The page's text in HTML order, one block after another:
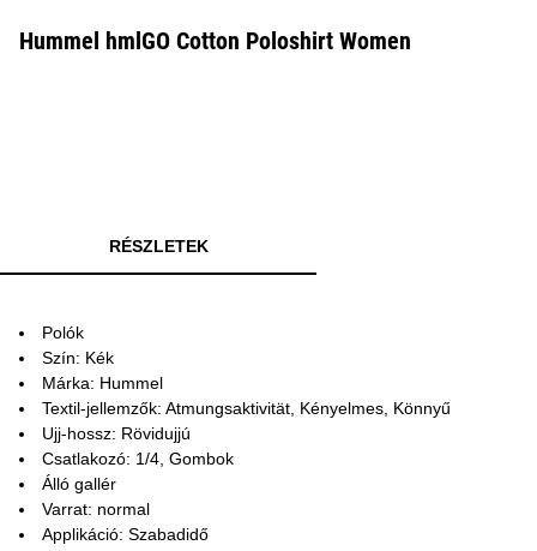
Hummel hmlGO Cotton Poloshirt Women
RÉSZLETEK
Polók
Szín: Kék
Márka: Hummel
Textil-jellemzők: Atmungsaktivität, Kényelmes, Könnyű
Ujj-hossz: Rövidujjú
Csatlakozó: 1/4, Gombok
Álló gallér
Varrat: normal
Applikáció: Szabadidő